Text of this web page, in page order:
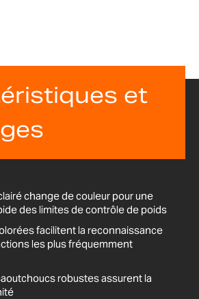
et
change de couleur pour une
des limites de contrôle de poids
facilitent la reconnaissance
les plus fréquemment
robustes assurent la